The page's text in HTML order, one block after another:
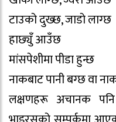
टाउको दुख्छ, जाडो लाग्छ
हाछ्युँ आउँछ
मांसपेशीमा पीडा हुन्छ
नाकबाट पानी बग्छ वा
लक्षणहरू अचानक